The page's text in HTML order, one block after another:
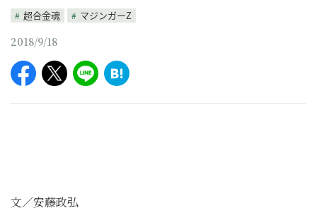
超合金魂
マジンガーZ
2018/9/18
文／安藤政弘